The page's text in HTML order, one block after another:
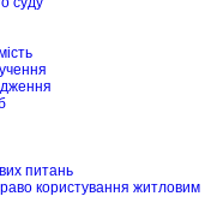
питань
користування житловим